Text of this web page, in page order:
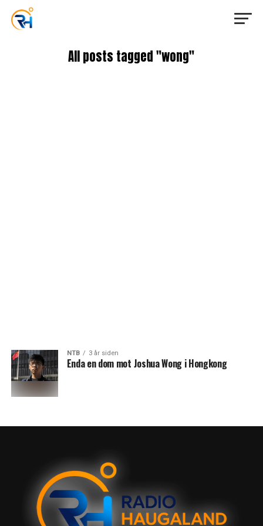
All posts tagged "wong"
NTB 3 år siden
Enda en dom mot Joshua Wong i Hongkong